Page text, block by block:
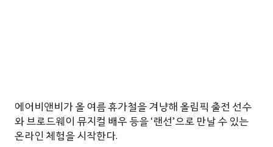
에어비앤비가 올 여름 휴가철을 겨냥해 올림픽 출전 선수
와 브로드웨이 뮤지컬 배우 등을 ‘랜선’으로 만날 수 있는
온라인 체험을 시작한다.